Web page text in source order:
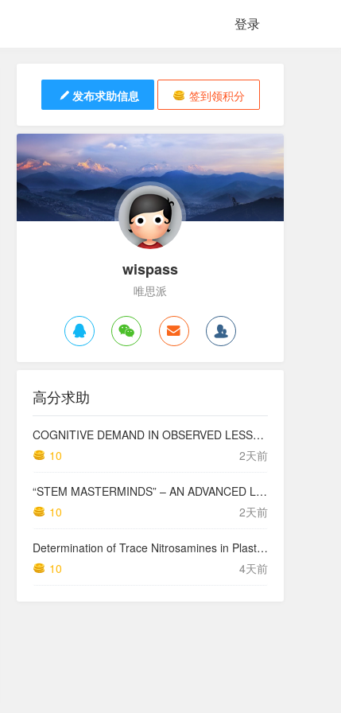
登录
发布求助信息 签到领积分
wispass
唯思派
高分求助
COGNITIVE DEMAND IN OBSERVED LESSONS AND NATIONAL TESTING COMPARED TO PISA MATHEMATICS RESULTS IN LATVIA
10
2天前
“STEM MASTERMINDS” – AN ADVANCED LEVEL INTEGRATED STEM CURRICULUM
10
2天前
Determination of Trace Nitrosamines in Plastic Pharmaceutical Packaging Materials
10
4天前